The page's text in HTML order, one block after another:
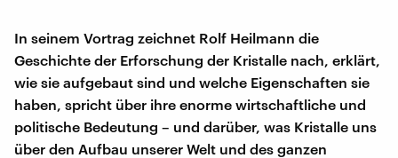
In seinem Vortrag zeichnet Rolf Heilmann die
Geschichte der Erforschung der Kristalle nach, erklärt,
wie sie aufgebaut sind und welche Eigenschaften sie
haben, spricht über ihre enorme wirtschaftliche und
politische Bedeutung – und darüber, was Kristalle uns
über den Aufbau unserer Welt und des ganzen